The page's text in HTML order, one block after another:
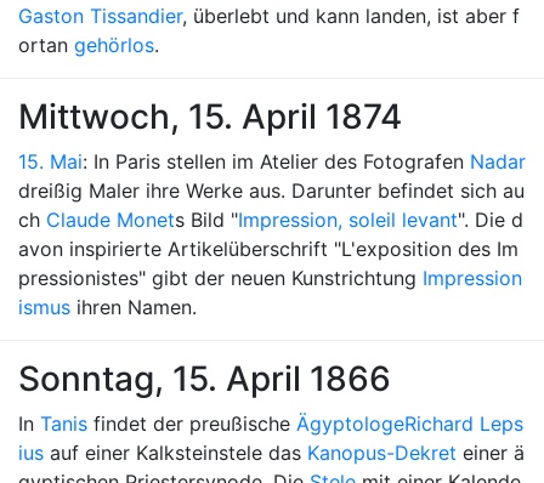
Gaston Tissandier, überlebt und kann landen, ist aber f
ortan gehörlos.
Mittwoch, 15. April 1874
15. Mai: In Paris stellen im Atelier des Fotografen Nadar
dreißig Maler ihre Werke aus. Darunter befindet sich au
ch Claude Monets Bild "Impression, soleil levant". Die d
avon inspirierte Artikelüberschrift "L'exposition des Im
pressionistes" gibt der neuen Kunstrichtung Impression
ismus ihren Namen.
Sonntag, 15. April 1866
In Tanis findet der preußische ÄgyptologeRichard Leps
ius auf einer Kalksteinstele das Kanopus-Dekret einer ä